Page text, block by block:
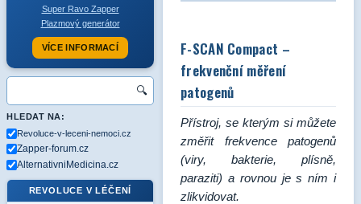
Super Ravo Zapper
Plazmový generátor
VÍCE INFORMACÍ
🔍
HLEDAT NA:
Revoluce-v-leceni-nemoci.cz
Zapper-forum.cz
AlternativniMedicina.cz
REVOLUCE V LÉČENÍ
F-SCAN Compact –
frekvenční měření
patogenů
Přístroj, se kterým si můžete
změřit frekvence patogenů
(viry, bakterie, plísně,
paraziti) a rovnou je s ním i
zlikvidovat.